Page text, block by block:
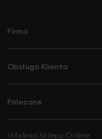
Firma
Obsługa Klienta
Polecane
Infolinia Sklepu Online